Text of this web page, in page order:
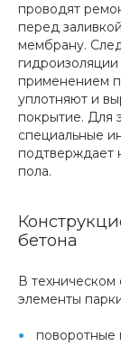
проводят
перед
мембрану.
гидроизоляции
применением
уплотняют и
покрытие. Для
специальные
подтверждает
пола.
бетона
В
элементы
поворотные